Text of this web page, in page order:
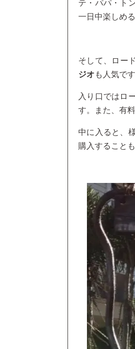
テ・パパ・ト
一日中楽しめ
そして、ロー
ジオ も人気です
入り口ではロ
す。また、有
中に入ると、
購入すること